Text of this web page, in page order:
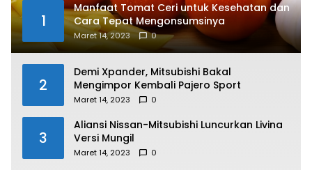
1
Manfaat Tomat Ceri untuk Kesehatan dan
Cara Tepat Mengonsumsinya
Maret 14, 2023 0
2
Demi Xpander, Mitsubishi Bakal
Mengimpor Kembali Pajero Sport
Maret 14, 2023 0
3
Aliansi Nissan-Mitsubishi Luncurkan Livina
Versi Mungil
Maret 14, 2023 0